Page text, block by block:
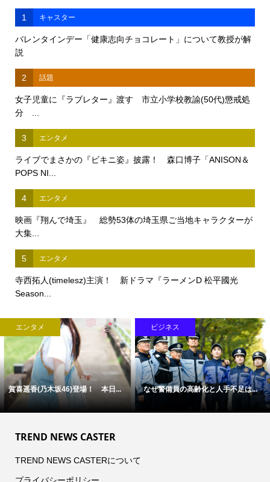
1 キャスター
バレンタインデー「健康志向チョコレート」について教授が解
説
2 話題
女子児童に『ラブレター』渡す 市立小学校教諭(50代)懲戒処
分 ...
3 エンタメ
ライブでまさかの『ビキニ姿』披露！ 森口博子「ANISON＆
POPS NI...
4 エンタメ
映画『翔んで埼玉』 総勢53体の埼玉県ご当地キャラクターが
大集...
5 エンタメ
寺西拓人(timelesz)主演！ 新ドラマ『ラーメンD 松平國光
Season...
エンタメ
賀喜遥香(乃木坂46)登場！ 本日...
ビジネス
なぜ警備員の高齢化と人手不足は...
TREND NEWS CASTER
TREND NEWS CASTERについて